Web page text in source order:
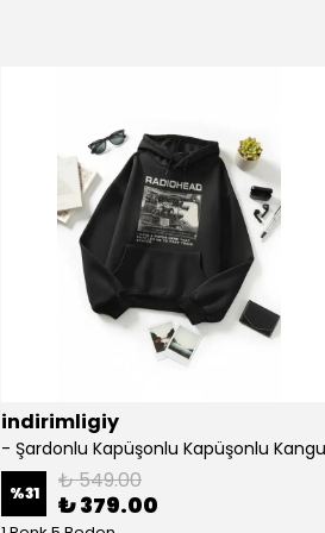
indirimligiy
%31 ₺ 549.00
₺ 379.00